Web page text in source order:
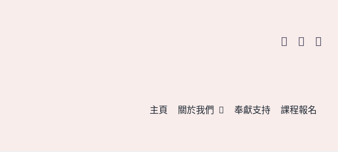
主頁 關於我們 奉獻支持 課程報名